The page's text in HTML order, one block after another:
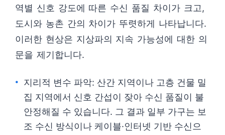
역별 신호 강도에 따른 수신 품질 차이가 크고,
도시와 농촌 간의 차이가 뚜렷하게 나타납니다.
이러한 현상은 지상파의 지속 가능성에 대한 의
문을 제기합니다.
지리적 변수 파악: 산간 지역이나 고층 건물 밀
집 지역에서 신호 간섭이 잦아 수신 품질이 불
안정해질 수 있습니다. 그 결과 일부 가구는 보
조 수신 방식이나 케이블·인터넷 기반 수신으